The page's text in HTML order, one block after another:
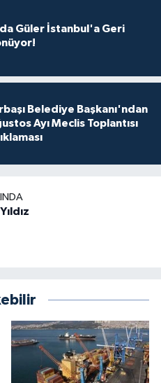
Güler İstanbul'a Geri
Belediye Başkanı'ndan
Ayı Meclis Toplantısı